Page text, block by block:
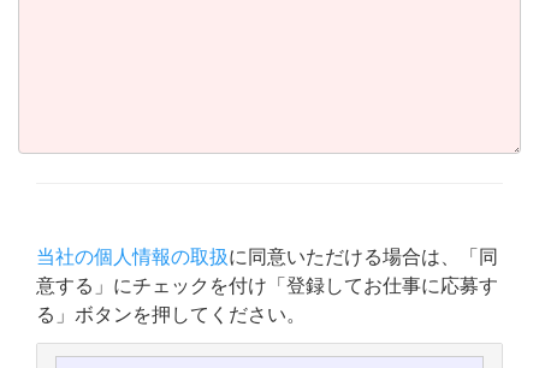
当社の個人情報の取扱に同意いただける場合は、「同
意する」にチェックを付け「登録してお仕事に応募す
る」ボタンを押してください。